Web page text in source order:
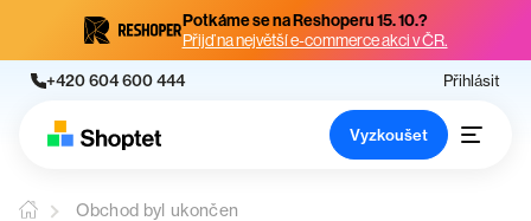
Potkáme se na Reshoperu 15. 10.?
Přijď na největší e-commerce akci v ČR.
+420 604 600 444 Přihlásit
Vyzkoušet
Obchod byl ukončen